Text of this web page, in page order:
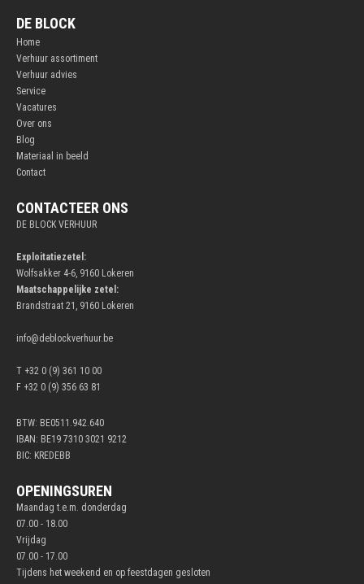
DE BLOCK
Home
Verhuur assortiment
Verhuur advies
Service
Vacatures
Over ons
Blog
Materiaal in beeld
Contact
CONTACTEER ONS
DE BLOCK VERHUUR
Exploitatiezetel:
Wolfsakker 4-6, 9160 Lokeren
Maatschappelijke zetel:
Brandstraat 21, 9160 Lokeren
info@deblockverhuur.be
T +32 0 (9) 361 10 00
F +32 0 (9) 356 63 81
BTW: BE0511.942.640
IBAN: BE19 7310 3021 9212
BIC: KREDEBB
OPENINGSUREN
Maandag t.e.m. donderdag
07.00 - 18.00
Vrijdag
07.00 - 17.00
Tijdens het weekend en op feestdagen gesloten